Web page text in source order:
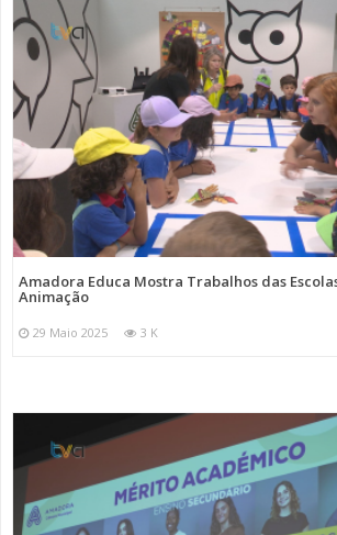
Amadora Educa Mostra Trabalhos das
Animação
29 Maio 2025 3 K